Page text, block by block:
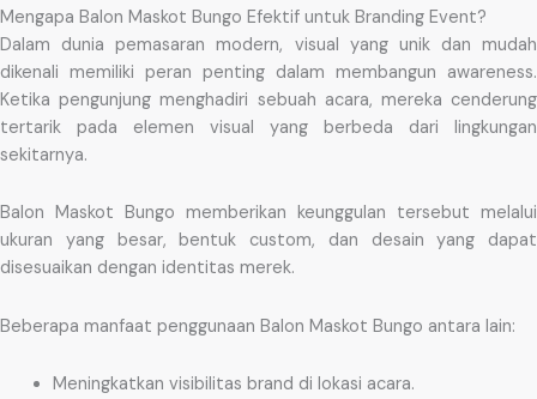
Mengapa Balon Maskot Bungo Efektif untuk Branding Event?
Dalam dunia pemasaran modern, visual yang unik dan mudah
dikenali memiliki peran penting dalam membangun awareness.
Ketika pengunjung menghadiri sebuah acara, mereka cenderung
tertarik pada elemen visual yang berbeda dari lingkungan
sekitarnya.
Balon Maskot Bungo memberikan keunggulan tersebut melalui
ukuran yang besar, bentuk custom, dan desain yang dapat
disesuaikan dengan identitas merek.
Beberapa manfaat penggunaan Balon Maskot Bungo antara lain:
Meningkatkan visibilitas brand di lokasi acara.